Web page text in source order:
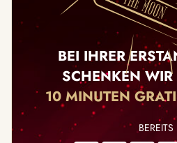
BEI IHRER
SCHENKEN
10 MINUTEN